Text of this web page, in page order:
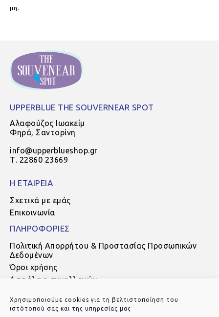
Χρησιμοποιούμε cookies για τη βελτιστοποίηση του
ιστότοπού σας και της υπηρεσίας μας
μη.
UPPERBLUE THE SOUVERNEAR SPOT
Αλαφούζος Ιωακείμ
Φηρά, Σαντορίνη
info@upperblueshop.gr
Τ. 22860 23669
Η ΕΤΑΙΡΕΙΑ
Σχετικά με εμάς
Επικοινωνία
ΠΛΗΡΟΦΟΡΙΕΣ
Πολιτική Απορρήτου & Προστασίας Προσωπικών
Δεδομένων
Όροι χρήσης
Ασφάλεια συναλλαγών
Τρόποι αποστολής